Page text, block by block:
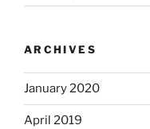
ARCHIVES
January 2020
April 2019